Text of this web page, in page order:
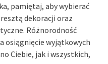
pamiętaj, aby wybierać
dekoracji oraz
Różnorodność
osiągnięcie wyjątkowych
Ciebie, jak i wszystkich,